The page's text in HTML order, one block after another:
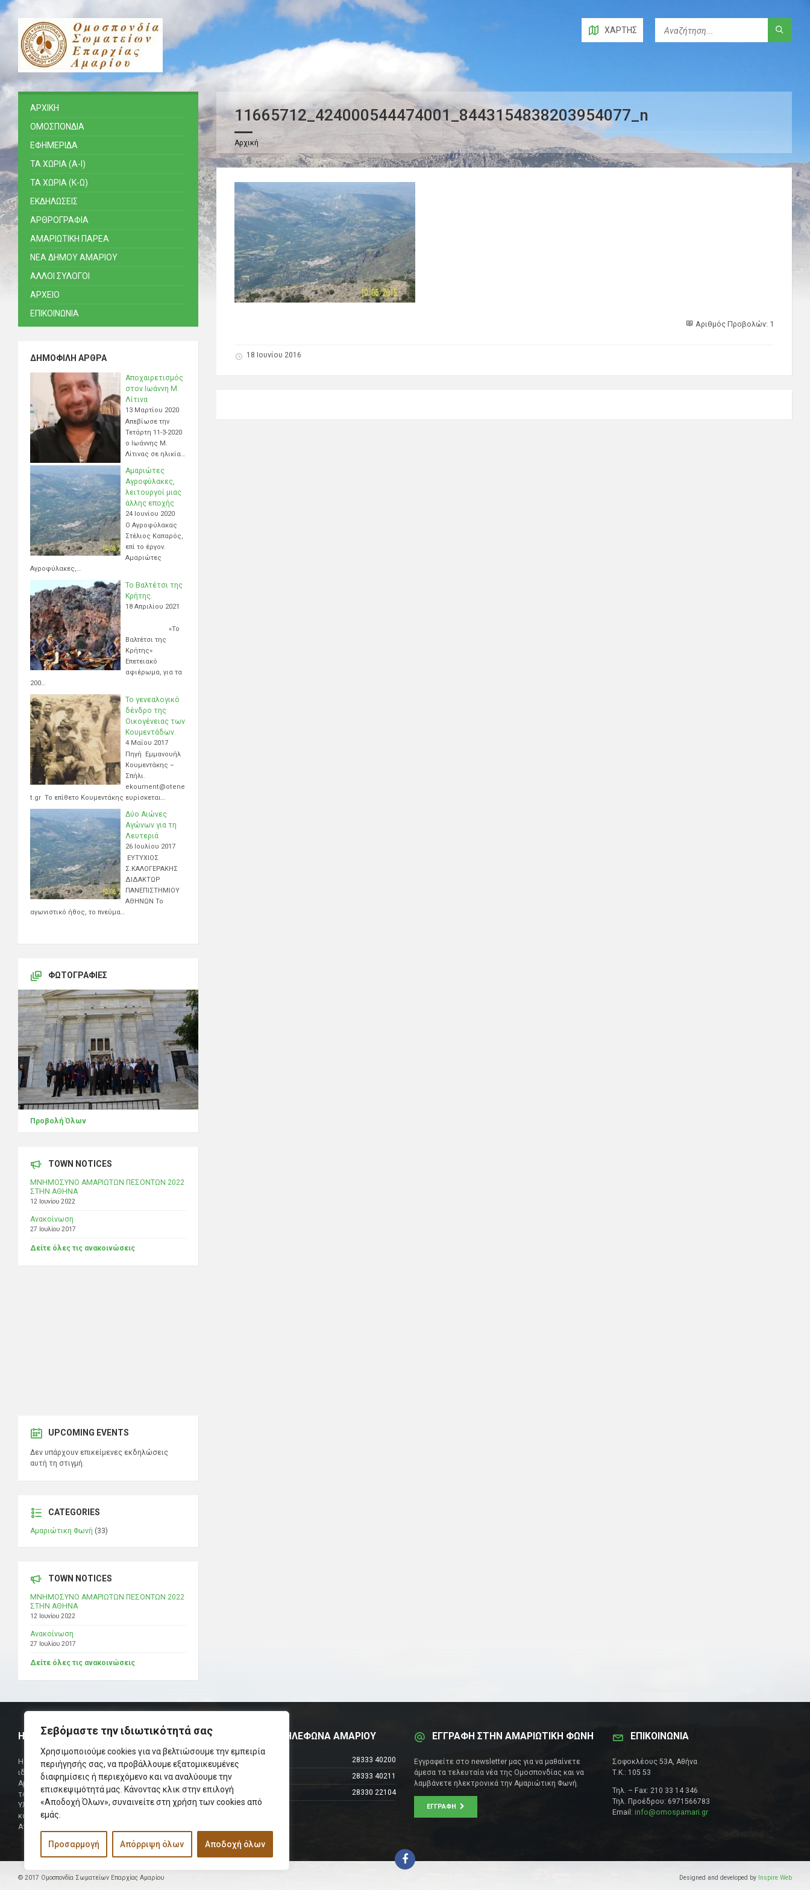
Σεβόμαστε την ιδιωτικότητά σας
Χρησιμοποιούμε cookies για να βελτιώσουμε την εμπειρία
περιήγησής σας, να προβάλλουμε εξατομικευμένες
διαφημίσεις ή περιεχόμενο και να αναλύουμε την
επισκεψιμότητά μας. Κάνοντας κλικ στην επιλογή
«Αποδοχή Όλων», συναινείτε στη χρήση των cookies από
εμάς.
Προσαρμογή Απόρριψη όλων Αποδοχή όλων
ΧΆΡΤΗΣ
11665712_424000544474001_8443154838203954077_n
Αρχική
Αριθμός Προβολών: 1
18 Ιουνίου 2016
ΑΡΧΙΚΗ
ΟΜΟΣΠΟΝΔΙΑ
ΕΦΗΜΕΡΙΔΑ
ΤΑ ΧΩΡΙΑ (Α-Ι)
ΤΑ ΧΩΡΙΑ (Κ-Ω)
ΕΚΔΗΛΩΣΕΙΣ
ΑΡΘΡΟΓΡΑΦΙΑ
ΑΜΑΡΙΩΤΙΚΗ ΠΑΡΕΑ
ΝΕΑ ΔΗΜΟΥ ΑΜΑΡΙΟΥ
ΑΛΛΟΙ ΣΥΛΟΓΟΙ
ΑΡΧΕΙΟ
ΕΠΙΚΟΙΝΩΝΙΑ
ΔΗΜΟΦΙΛΉ ΆΡΘΡΑ
Αποχαιρετισμός
στον Ιωάννη Μ.
Λίτινα
13 Μαρτίου 2020
Απεβίωσε την
Τετάρτη 11-3-2020
ο Ιωάννης Μ.
Λίτινας σε ηλικία…
Αμαριώτες
Αγροφύλακες,
λειτουργοί μιας
άλλης εποχής
24 Ιουνίου 2020
Ο Αγροφύλακας
Στέλιος Καπαρός,
επί το έργον.
Αμαριώτες
Αγροφύλακες,…
Το Βαλτέτσι της
Κρήτης.
18 Απριλίου 2021
«Το
Βαλτέτσι της
Κρήτης»
Επετειακό
αφιέρωμα, για τα
200…
Το γενεαλογικό
δένδρο της
Οικογένειας των
Κουμεντάδων.
4 Μαΐου 2017
Πηγή Εμμανουήλ
Κουμεντάκης –
Σπήλι.
ekoument@otene
t.gr Το επίθετο Κουμεντάκης ευρίσκεται…
Δύο Αιώνες
Αγώνων για τη
Λευτεριά
26 Ιουλίου 2017
ΕΥΤΥΧΙΟΣ
Σ.ΚΑΛΟΓΕΡΑΚΗΣ
ΔΙΔΑΚΤΩΡ
ΠΑΝΕΠΙΣΤΗΜΙΟΥ
ΑΘΗΝΩΝ Το
αγωνιστικό ήθος, το πνεύμα…
ΦΩΤΟΓΡΑΦΊΕΣ
Προβολή Όλων
TOWN NOTICES
ΜΝΗΜΟΣΥΝΟ ΑΜΑΡΙΩΤΩΝ ΠΕΣΟΝΤΩΝ 2022
ΣΤΗΝ ΑΘΗΝΑ
12 Ιουνίου 2022
Ανακοίνωση
27 Ιουλίου 2017
Δείτε όλες τις ανακοινώσεις
UPCOMING EVENTS
Δεν υπάρχουν επικείμενες εκδηλώσεις
αυτή τη στιγμή.
CATEGORIES
Αμαριώτικη Φωνή (33)
TOWN NOTICES
ΜΝΗΜΟΣΥΝΟ ΑΜΑΡΙΩΤΩΝ ΠΕΣΟΝΤΩΝ 2022
ΣΤΗΝ ΑΘΗΝΑ
12 Ιουνίου 2022
Ανακοίνωση
27 Ιουλίου 2017
Δείτε όλες τις ανακοινώσεις
Η ΟΜΟΣΠΟΝΔΙΑ
Η Ομοσπονδία Σωματείων Επαρχίας Αμαρίου
ιδρύθηκε και πήρε τη θέση της Ένωσης
Αμαριωτών, που λειτουργούσε από το 1966 μέχρι
το 1984.
Υλοποιήθηκε σε συνεργασία των μελών του Δ.Σ
και των Δ.Σ των Αμαριώτικων Σωματείων της
Αττικής.
ΧΡΗΣΙΜΑ ΤΗΛΕΦΩΝΑ ΑΜΑΡΙΟΥ
Τηλεφωνικό Κέντρο
28333 40200
Δήμαρχος
28333 40211
Φαξ
28330 22104
ΕΓΓΡΑΦΗ ΣΤΗΝ ΑΜΑΡΙΩΤΙΚΗ ΦΩΝΗ
Εγγραφείτε στο newsletter μας για να μαθαίνετε
άμεσα τα τελευταία νέα της Ομοσπονδίας και να
λαμβάνετε ηλεκτρονικά την Αμαριώτικη Φωνή.
ΕΓΓΡΑΦΉ
ΕΠΙΚΟΙΝΩΝΊΑ
Σοφοκλέους 53Α, Αθήνα
Τ.Κ.: 105 53
Τηλ. – Fax: 210 33 14 346
Τηλ. Προέδρου: 6971566783
Email: info@omospamari.gr
© 2017 Ομοσπονδία Σωματείων Επαρχίας Αμαρίου Designed and developed by Inspire Web